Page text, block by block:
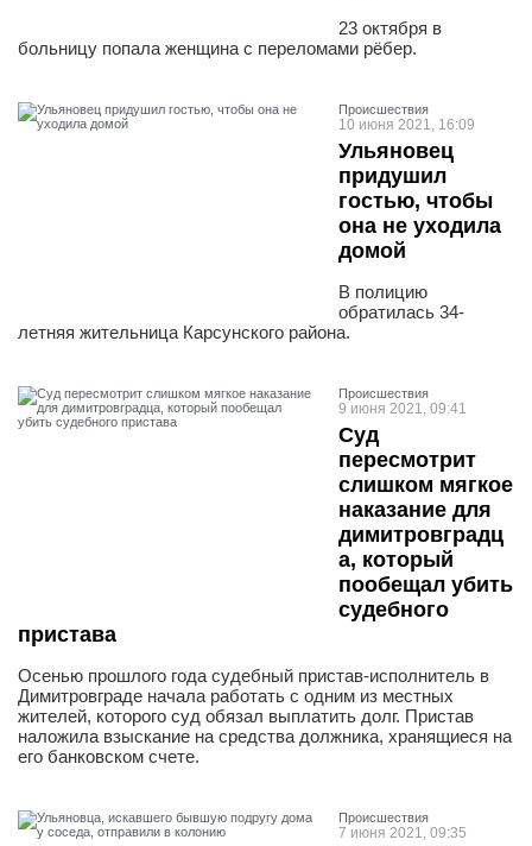
23 октября в
больницу попала женщина с переломами рёбер.
Проиcшествия
10 июня 2021, 16:09
Ульяновец
придушил
гостью, чтобы
она не уходила
домой
В полицию
обратилась 34-
летняя жительница Карсунского района.
Проиcшествия
9 июня 2021, 09:41
Суд
пересмотрит
слишком мягкое
наказание для
димитровградц
а, который
пообещал убить
судебного
пристава
Осенью прошлого года судебный пристав-исполнитель в
Димитровграде начала работать с одним из местных
жителей, которого суд обязал выплатить долг. Пристав
наложила взыскание на средства должника, хранящиеся на
его банковском счете.
Проиcшествия
7 июня 2021, 09:35